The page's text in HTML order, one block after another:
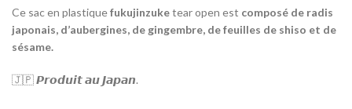
Ce sac en plastiquefukujinzuketear open est composé de radis
japonais, d’aubergines, de gingembre, de feuilles de shiso et de
sésame.
🇯🇵 𝙋𝙧𝙤𝙙𝙪𝙞𝙩 𝙖𝙪 𝙅𝙖𝙥𝙖𝙣.